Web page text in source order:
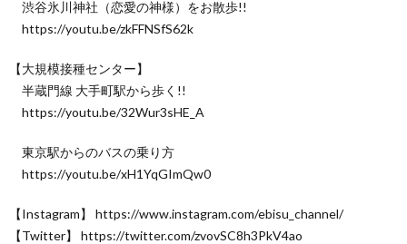
渋谷氷川神社（恋愛の神様）をお散歩!!
https://youtu.be/zkFFNSfS62k
【大規模接種センター】
半蔵門線 大手町駅から歩く!!
https://youtu.be/32Wur3sHE_A
東京駅からのバスの乗り方
https://youtu.be/xH1YqGImQw0
【Instagram】 https://www.instagram.com/ebisu_channel/
【Twitter】 https://twitter.com/zvovSC8h3PkV4ao